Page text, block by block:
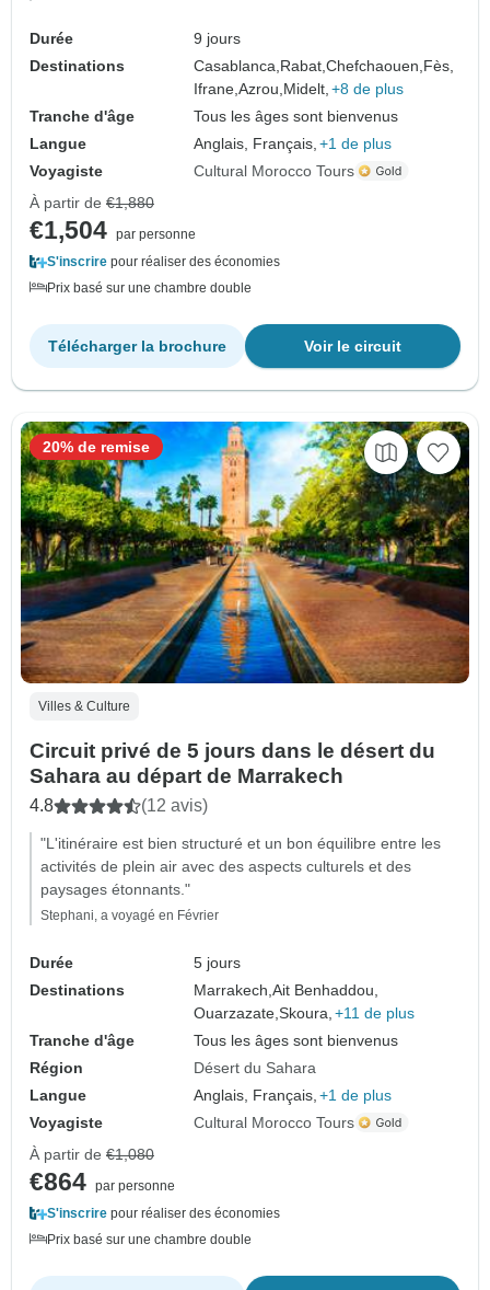
Durée
9 jours
Destinations
Casablanca, Rabat,Chefchaouen, Fès,
Ifrane,Azrou, Midelt, +8 de plus
Tranche d'âge
Tous les âges sont bienvenus
Langue
Anglais, Français, +1 de plus
Voyagiste
Cultural Morocco Tours
À partir de €1,880
€1,504 par personne
S'inscrire pour réaliser des économies
Prix basé sur une chambre double
Voir le circuit
Télécharger la brochure
Villes & Culture
Circuit privé de 5 jours dans le désert du
Sahara au départ de Marrakech
4.8 (12 avis)
"L'itinéraire est bien structuré et un bon équilibre entre les
activités de plein air avec des aspects culturels et des
paysages étonnants."
Stephani, a voyagé en Février
Durée
5 jours
Destinations
Marrakech,Ait Benhaddou,
Ouarzazate,Skoura, +11 de plus
Tranche d'âge
Tous les âges sont bienvenus
Région
Désert du Sahara
Langue
Anglais, Français, +1 de plus
Voyagiste
Cultural Morocco Tours
20% de remise
À partir de €1,080
€864 par personne
S'inscrire pour réaliser des économies
Prix basé sur une chambre double